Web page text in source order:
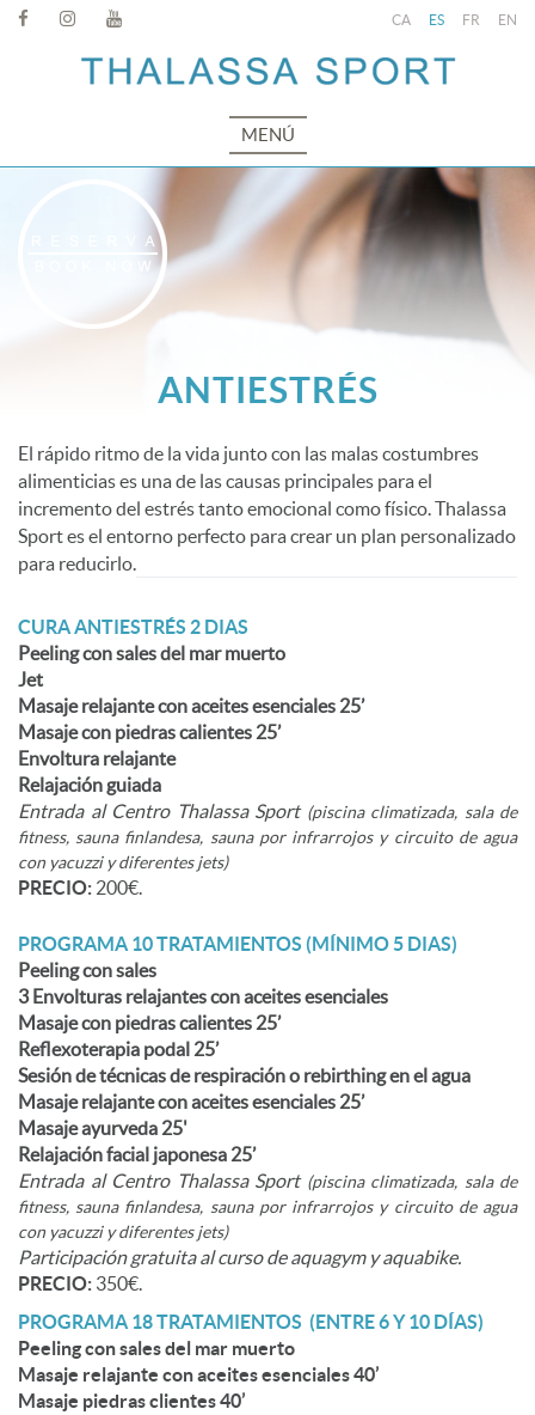
CA ES FR EN
MENÚ
ANTIESTRÉS
El rápido ritmo de la vida junto con las malas costumbres
alimenticias es una de las causas principales para el
incremento del estrés tanto emocional como físico. Thalassa
Sport es el entorno perfecto para crear un plan personalizado
para reducirlo.
CURA ANTIESTRÉS 2 DIAS
Peeling con sales del mar muerto
Jet
Masaje relajante con aceites esenciales 25’
Masaje con piedras calientes 25’
Envoltura relajante
Relajación guiada
Entrada al Centro Thalassa Sport (piscina climatizada, sala de
fitness, sauna finlandesa, sauna por infrarrojos y circuito de agua
con yacuzzi y diferentes jets)
PRECIO: 200€.
PROGRAMA 10 TRATAMIENTOS (MÍNIMO 5 DIAS)
Peeling con sales
3 Envolturas relajantes con aceites esenciales
Masaje con piedras calientes 25’
Reflexoterapia podal 25’
Sesión de técnicas de respiración o rebirthing en el agua
Masaje relajante con aceites esenciales 25’
Masaje ayurveda 25'
Relajación facial japonesa 25’
Entrada al Centro Thalassa Sport(piscina climatizada, sala de
fitness, sauna finlandesa, sauna por infrarrojos y circuito de agua
con yacuzzi y diferentes jets)
Participación gratuita al curso de aquagym y aquabike.
PRECIO: 350€.
PROGRAMA 18 TRATAMIENTOS (ENTRE 6 Y 10 DÍAS)
Peeling con sales del mar muerto
Masaje relajante con aceites esenciales 40’
Masaje piedras clientes 40’